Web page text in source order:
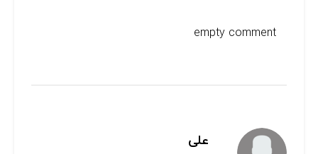
empty comment
علی